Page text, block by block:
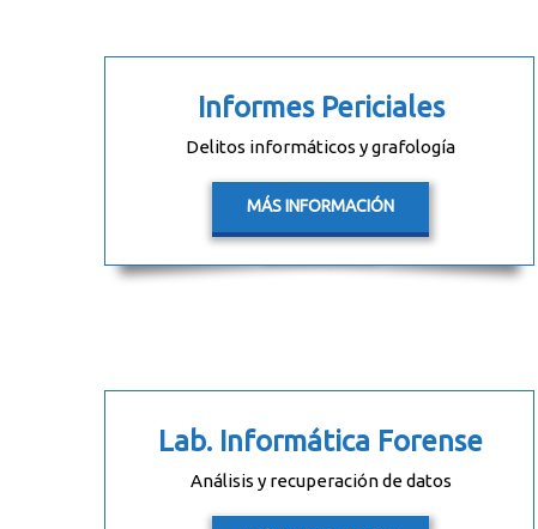
Informes Periciales
Delitos informáticos y grafología
MÁS INFORMACIÓN
Lab. Informática Forense
Análisis y recuperación de datos